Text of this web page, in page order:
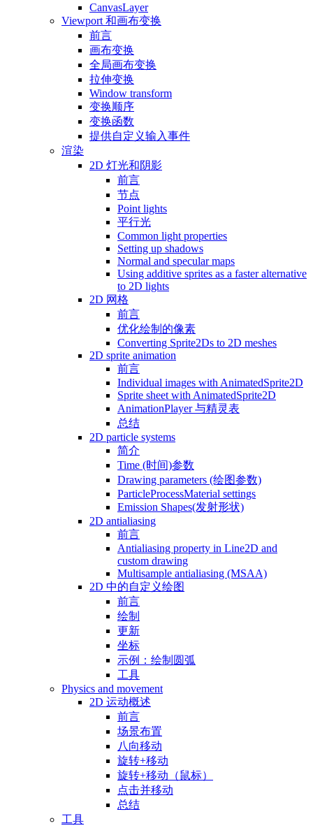
CanvasLayer
Viewport 和画布变换
前言
画布变换
全局画布变换
拉伸变换
Window transform
变换顺序
变换函数
提供自定义输入事件
渲染
2D 灯光和阴影
前言
节点
Point lights
平行光
Common light properties
Setting up shadows
Normal and specular maps
Using additive sprites as a faster alternative
to 2D lights
2D 网格
前言
优化绘制的像素
Converting Sprite2Ds to 2D meshes
2D sprite animation
前言
Individual images with AnimatedSprite2D
Sprite sheet with AnimatedSprite2D
AnimationPlayer 与精灵表
总结
2D particle systems
简介
Time (时间)参数
Drawing parameters (绘图参数)
ParticleProcessMaterial settings
Emission Shapes(发射形状)
2D antialiasing
前言
Antialiasing property in Line2D and
custom drawing
Multisample antialiasing (MSAA)
2D 中的自定义绘图
前言
绘制
更新
坐标
示例：绘制圆弧
工具
Physics and movement
2D 运动概述
前言
场景布置
八向移动
旋转+移动
旋转+移动（鼠标）
点击并移动
总结
工具